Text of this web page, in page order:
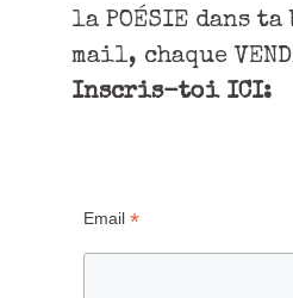
la POÉSIE dans
mail, chaque
Inscris-toi ICI:
Email *